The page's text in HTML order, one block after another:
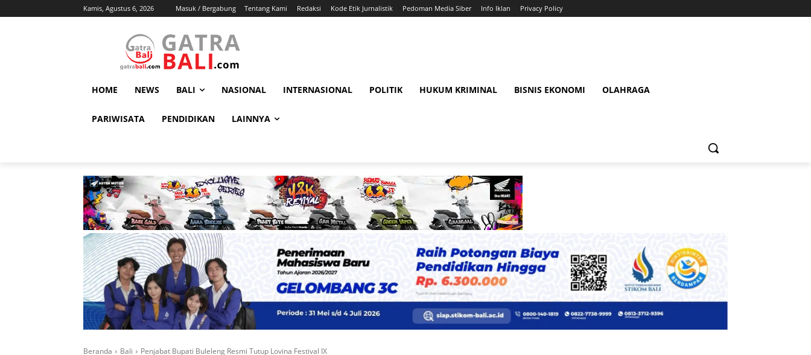
Kamis, Agustus 6, 2026 Masuk / Bergabung Tentang Kami Redaksi Kode Etik Jurnalistik Pedoman Media Siber Info Iklan Privacy Policy
HOME NEWS BALI NASIONAL INTERNASIONAL POLITIK HUKUM KRIMINAL BISNIS EKONOMI OLAHRAGA
PARIWISATA PENDIDIKAN LAINNYA
Beranda Bali Penjabat Bupati Buleleng Resmi Tutup Lovina Festival IX